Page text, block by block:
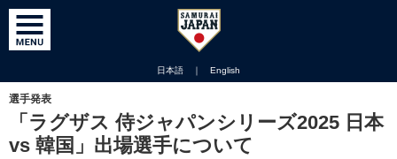
日本語 ｜ English
選手発表
「ラグザス 侍ジャパンシリーズ2025 日本
vs 韓国」出場選手について